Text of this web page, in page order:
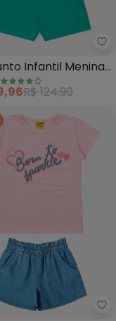
Blusa
Infantil Menina
(Rosa)
R$ 124,90
Infantil Menina